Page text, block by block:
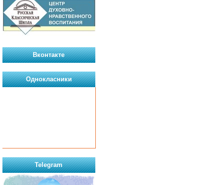
Вконтакте
Однокласники
Telegram